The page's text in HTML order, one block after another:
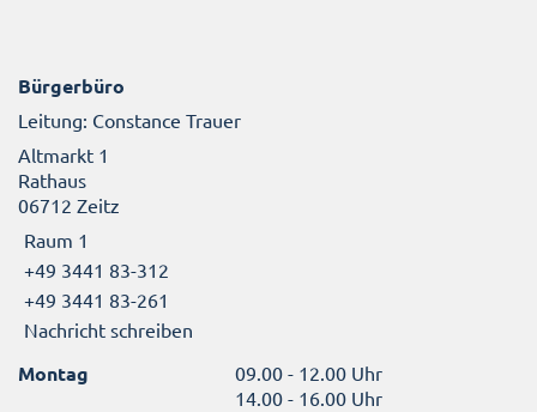
Bürgerbüro
Leitung: Constance Trauer
Altmarkt 1
Rathaus
06712 Zeitz
Raum 1
+49 3441 83-312
+49 3441 83-261
Nachricht schreiben
Montag
09.00 - 12.00 Uhr
14.00 - 16.00 Uhr